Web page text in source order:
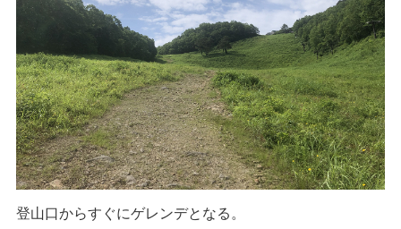
登山口からすぐにゲレンデとなる。